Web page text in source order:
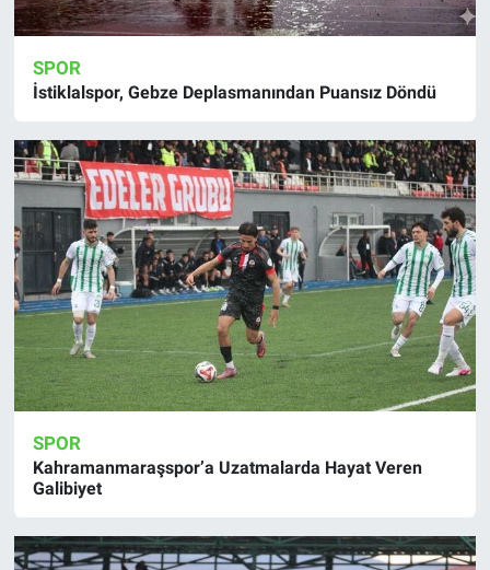
SPOR
İstiklalspor, Gebze Deplasmanından Puansız Döndü
SPOR
Kahramanmaraşspor’a Uzatmalarda Hayat Veren
Galibiyet